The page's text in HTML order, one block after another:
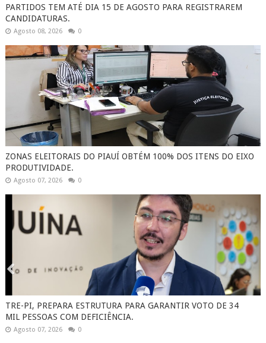
PARTIDOS TEM ATÉ DIA 15 DE AGOSTO PARA REGISTRAREM
CANDIDATURAS.
Agosto 08, 2026 0
ZONAS ELEITORAIS DO PIAUÍ OBTÉM 100% DOS ITENS DO EIXO
PRODUTIVIDADE.
Agosto 07, 2026 0
TRE-PI, PREPARA ESTRUTURA PARA GARANTIR VOTO DE 34
MIL PESSOAS COM DEFICIÊNCIA.
Agosto 07, 2026 0